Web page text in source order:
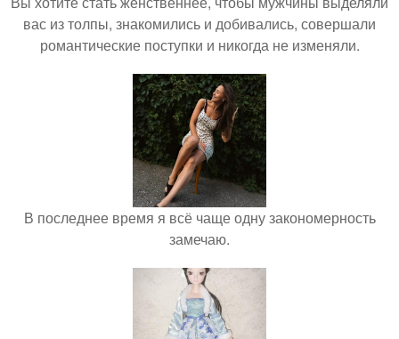
вас из толпы, знакомились и добивались, совершали
романтические поступки и никогда не изменяли.
В последнее время я всё чаще одну закономерность
замечаю.